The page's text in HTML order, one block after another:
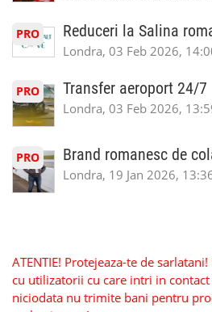
PRO Reduceri la Salina
Londra, 03 Feb 2026,
PRO Transfer aeroport 24/7
Londra, 03 Feb 2026,
PRO Brand romanesc de
Londra, 19 Jan 2026,
ATENTIE! Protejeaza-te de
cu utilizatorii cu care intri in
niciodata nu trimite bani pentru